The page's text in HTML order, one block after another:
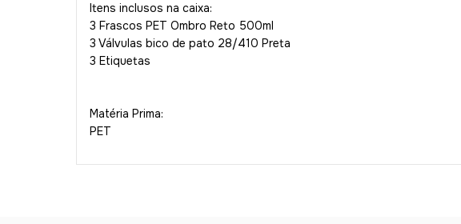
Itens inclusos na caixa:
3 Frascos PET Ombro Reto 500ml
3 Válvulas bico de pato 28/410 Preta
3 Etiquetas
Matéria Prima:
PET